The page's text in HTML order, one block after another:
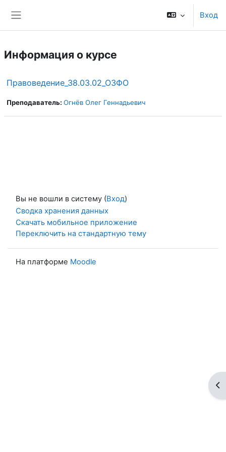
Вход
Информация о курсе
Правоведение_38.03.02_ОЗФО
Преподаватель: Огнёв Олег Геннадьевич
Вы не вошли в систему (Вход)
Сводка хранения данных
Скачать мобильное приложение
Переключить на стандартную тему
На платформе Moodle